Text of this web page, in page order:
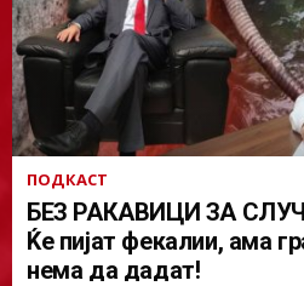
ПОДКАСТ
БЕЗ РАКАВИЦИ ЗА
Ќе пијат фекалии, ама
нема да дадат!